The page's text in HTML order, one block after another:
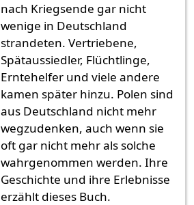
nach Kriegsende gar nicht
wenige in Deutschland
strandeten. Vertriebene,
Spätaussiedler, Flüchtlinge,
Erntehelfer und viele andere
kamen später hinzu. Polen sind
aus Deutschland nicht mehr
wegzudenken, auch wenn sie
oft gar nicht mehr als solche
wahrgenommen werden. Ihre
Geschichte und ihre Erlebnisse
erzählt dieses Buch.